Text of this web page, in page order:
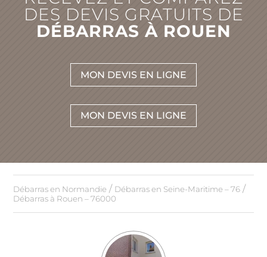
DES DEVIS GRATUITS DE
DÉBARRAS À ROUEN
MON DEVIS EN LIGNE
MON DEVIS EN LIGNE
Débarras en Normandie / Débarras en Seine-Maritime – 76 /
Débarras à Rouen – 76000